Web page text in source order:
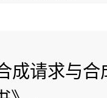
成请求与